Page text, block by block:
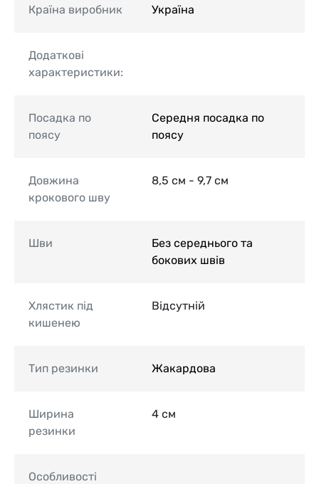
Країна виробник Україна
Додаткові
характеристики:
Посадка по
поясу
Середня посадка по
поясу
Довжина
крокового шву
8,5 см - 9,7 см
Шви
Без середнього та
бокових швів
Хлястик під
кишенею
Відсутній
Тип резинки Жакардова
Ширина
резинки
4 см
Особливості